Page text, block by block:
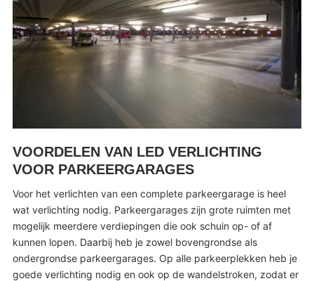
VOORDELEN VAN LED VERLICHTING
VOOR PARKEERGARAGES
Voor het verlichten van een complete parkeergarage is heel
wat verlichting nodig. Parkeergarages zijn grote ruimten met
mogelijk meerdere verdiepingen die ook schuin op- of af
kunnen lopen. Daarbij heb je zowel bovengrondse als
ondergrondse parkeergarages. Op alle parkeerplekken heb je
goede verlichting nodig en ook op de wandelstroken, zodat er